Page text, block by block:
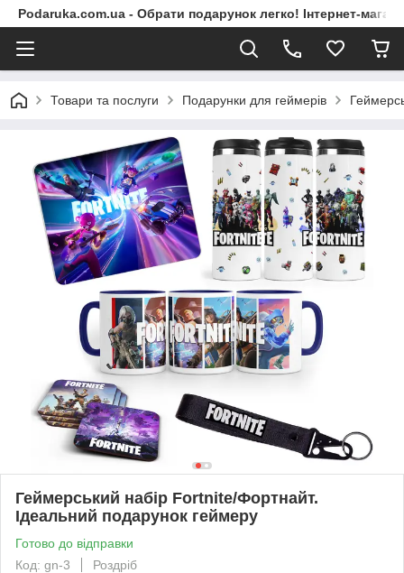
Podaruka.com.ua - Обрати подарунок легко! Інтернет-
Товари та послуги Подарунки для геймерів
Геймерський набір Fortnite/Фортнайт.
Ідеальний подарунок геймеру
Готово до відправки
Код: gn-3
Роздріб